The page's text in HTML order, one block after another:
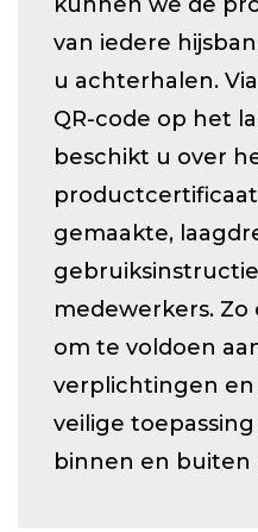
van iedere
u achterhalen.
QR-code op het
beschikt u over
gemaakte,
medewerkers.
om te voldoen
verplichtingen
veilige
binnen en buiten